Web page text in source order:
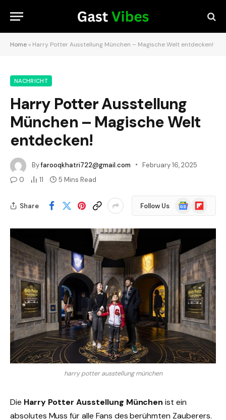
Home » Harry Potter Ausstellung München – Magische Welt entdecken!
NACHRICHT
Harry Potter Ausstellung
München – Magische Welt
entdecken!
Byfarooqkhatri722@gmail.com
February 16, 2025
0
11 5 Mins Read
Share Follow Us
Google
News
Flipboard
harry potter ausstellung münchen
Die Harry Potter Ausstellung München ist ein
absolutes Muss für alle Fans des berühmten Zauberers.